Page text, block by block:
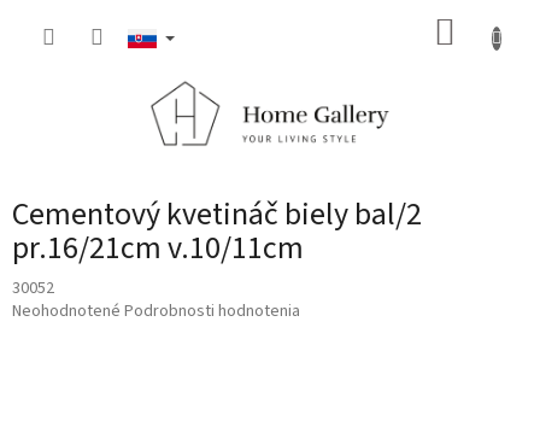
Cementový kvetináč biely bal/2
pr.16/21cm v.10/11cm
30052
Priemerné
Neohodnotené Podrobnosti hodnotenia